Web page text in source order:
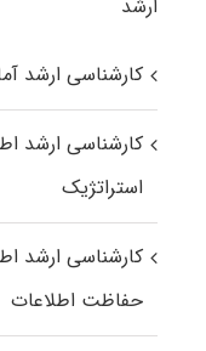
ارشد
کارشناسی ارشد
کارشناسی ارشد
استراتژیک
کارشناسی ارشد
حفاظت اطلاعات